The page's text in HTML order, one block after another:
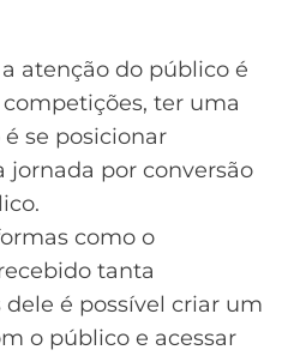
atenção do público é
ter uma
se posicionar
por conversão
como o
tanta
é possível criar um
o público e acessar